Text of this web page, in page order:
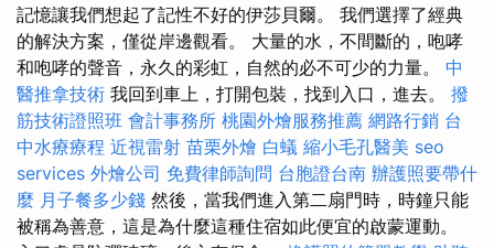
記憶讓我們想起了記性不好的伊莎貝爾。 我們選擇了經典
的解決方案，僅從岸邊觀看。 大量的水，不間斷的，咆哮
和咆哮的聲音，永久的彩虹，自然的必不可少的力量。 中
醫推拿技術 我回到車上，打開包裝，找到入口，進去。 撥
筋技術證照班 會計事務所 桃園外燴服務推薦 網路行銷 台
中水療療程 近視雷射 苗栗外燴 白蟻 縮小毛孔醫美 seo
services 外燴公司 免費律師詢問 台胞證台南 辦護照要帶什
麼 月子餐多少錢 然後，當我們進入第二扇門時，時鐘只能
被稱為善意，這是為什麼這種住宿如此便宜的啟蒙運動。